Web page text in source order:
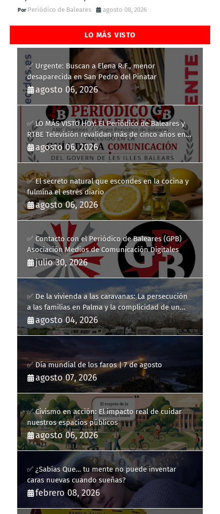
Periódico de Baleares agosto 08, 2026
LO MÁS VISTO
✅ Urgente: Buscan a Elena R.F., menor
desaparecida en San Pedro del Pinatar
agosto 06, 2026
✅ LO MÁS VISTO HOY: El Periódico de Baleares y
RTBE Televisión revalidan más de cinco años en
la Guía de la Comunicación del Govern de les Illes
Balears
agosto 06, 2026
✅ El secreto natural que escondes en la cocina y
fulmina el estrés diario
agosto 06, 2026
✅ Contacto con el Periódico de Baleares (GPB)
Asociación Medios de Comunicación Digitales
julio 30, 2026
✅ De la vivienda a las caravanas: La persecución
a las familias en Palma y la complicidad de un
fracaso heredado
agosto 04, 2026
✅ Día mundial de los faros | 7 de agosto
agosto 07, 2026
✅ Civismo en acción: El impacto real de cuidar
nuestros espacios públicos
agosto 06, 2026
✅ ¿Sabías Que… tu mente no puede inventar
caras nuevas cuando sueñas?
febrero 08, 2026